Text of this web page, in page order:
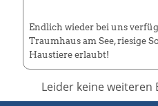
Endlich wieder bei uns
Traumhaus am See, riesige
Haustiere erlaubt!
Boot:50-PS 5 Meter-
Bugmotor mit
Leider keine weiteren